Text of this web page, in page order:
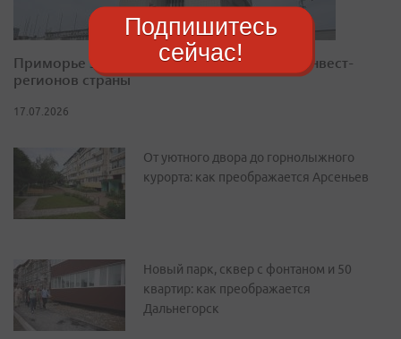
Приморье закрепилось в десятке лучших инвест-
регионов страны
17.07.2026
От уютного двора до горнолыжного
курорта: как преображается Арсеньев
Новый парк, сквер с фонтаном и 50
квартир: как преображается
Дальнегорск
Подпишитесь
сейчас!